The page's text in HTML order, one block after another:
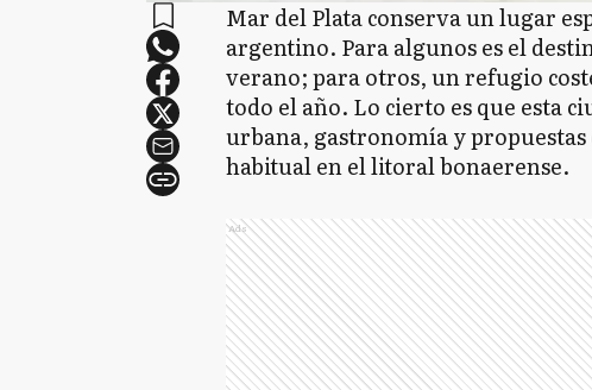
Mar del Plata conserva un lugar
argentino. Para algunos es el
verano; para otros, un refugio
todo el año. Lo cierto es que esta
urbana, gastronomía y
habitual en el litoral bonaerense.
Ads